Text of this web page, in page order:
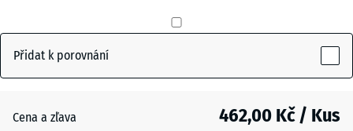
Břidlicová
šedá (active)
Antracit
500
Vybraný
Přidat k porovnání
Cena a zľava 462,00 Kč / Kus